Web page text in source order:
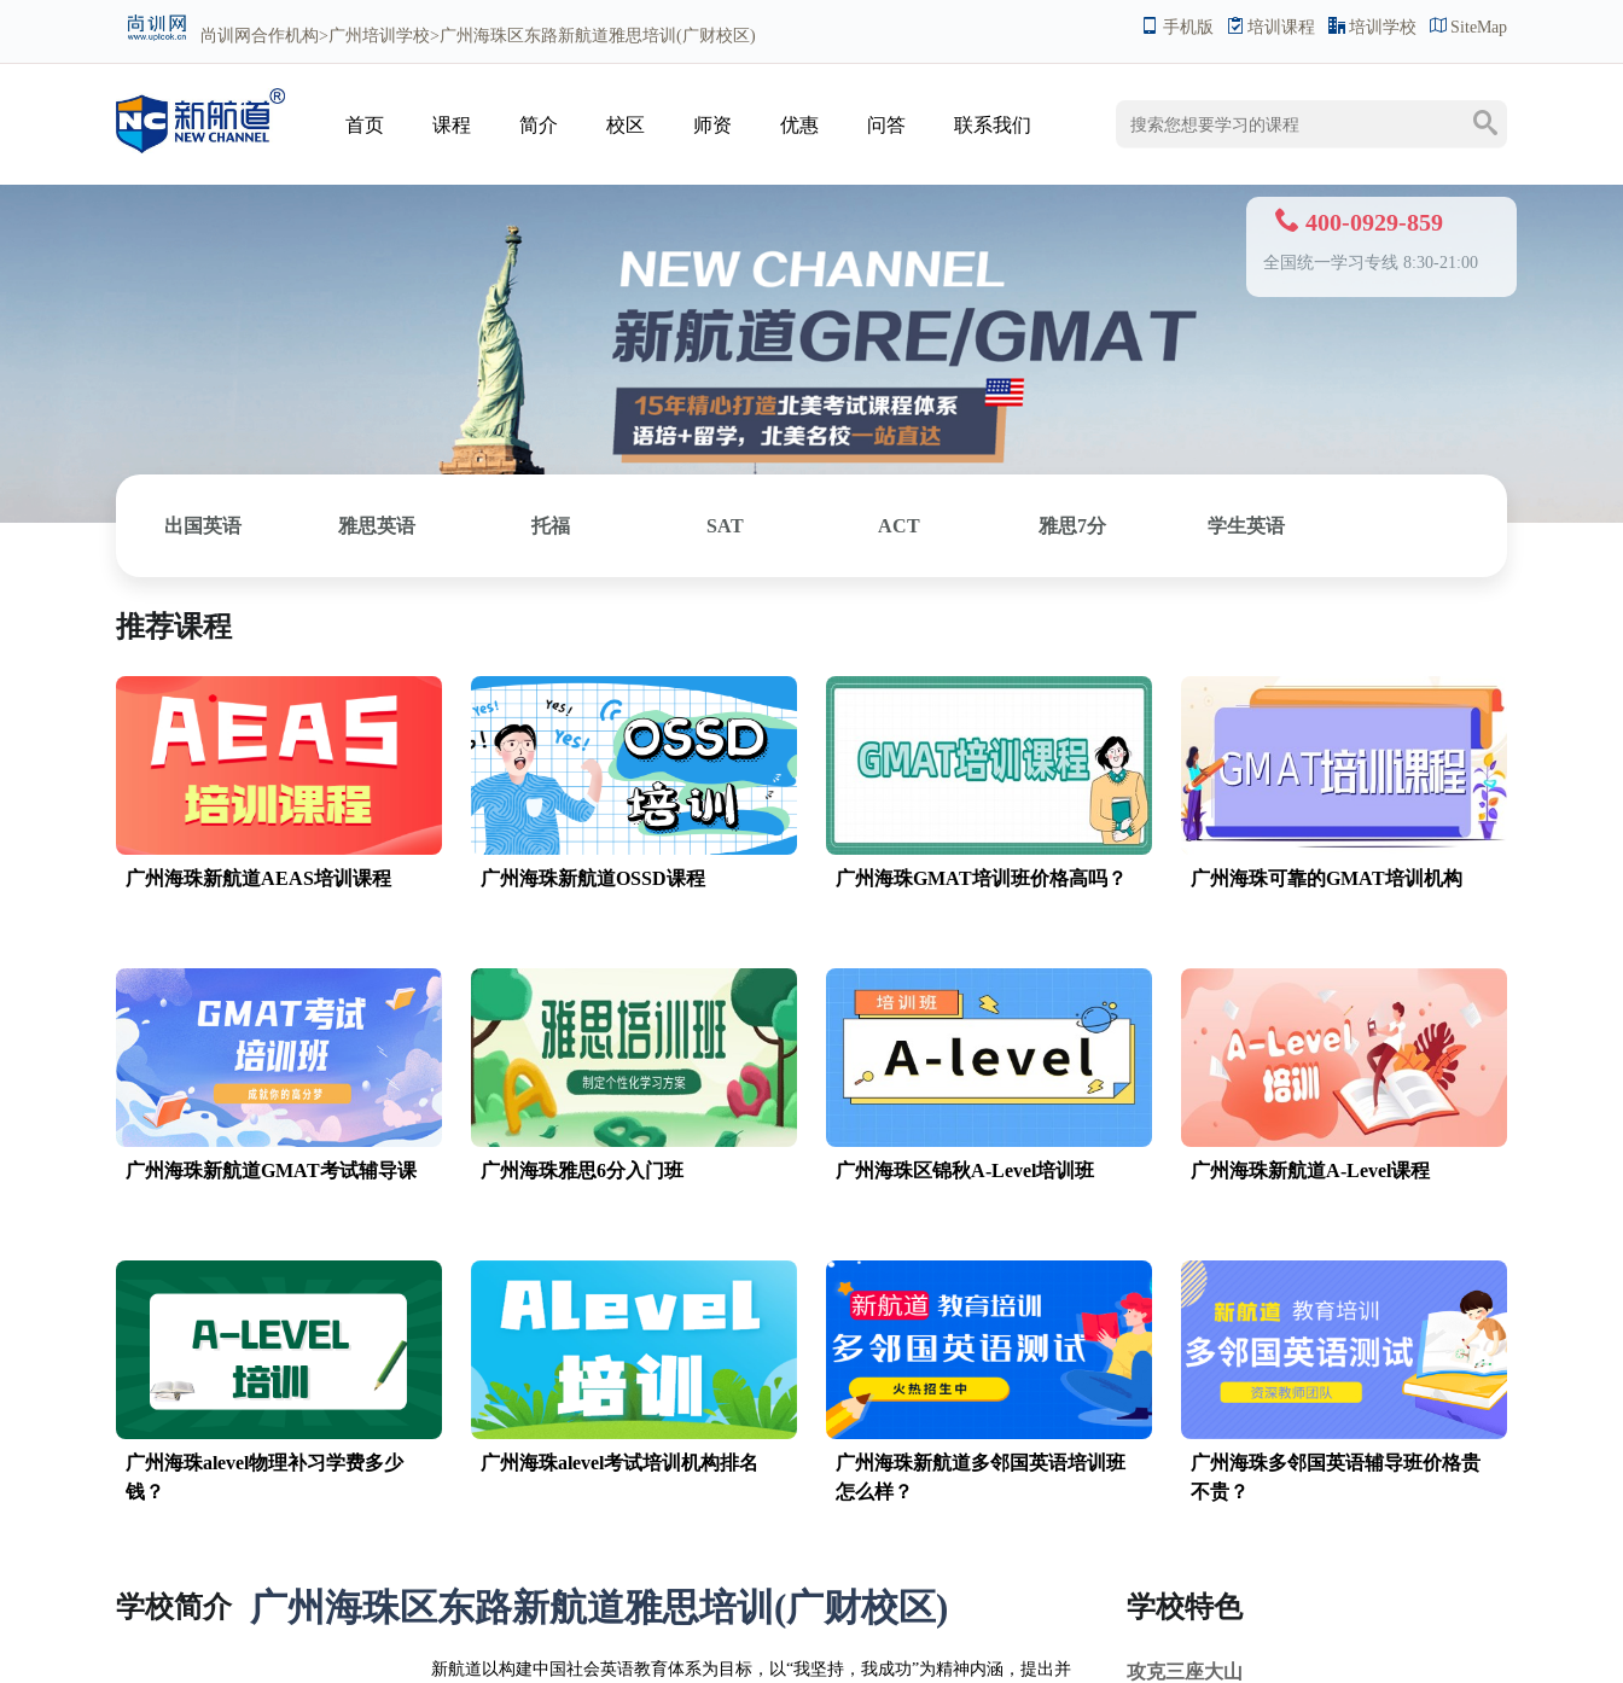
手机版 培训课程 培训学校 SiteMap
尚训网 合作机构> 广州培训学校>广州海珠区东路新航道雅思培训(广财校区)
首页 课程 简介 校区 师资 优惠 问答 联系我们
400-0929-859
全国统一学习专线 8:30-21:00
出国英语 雅思英语 托福 SAT ACT 雅思7分 学生英语
推荐课程
广州海珠新航道AEAS培训课程 广州海珠新航道OSSD课程 广州海珠GMAT培训班价格高吗？ 广州海珠可靠的GMAT培训机构
广州海珠新航道GMAT考试辅导课 广州海珠雅思6分入门班 广州海珠区锦秋A-Level培训班 广州海珠新航道A-Level课程
广州海珠alevel物理补习学费多少
钱？
广州海珠alevel考试培训机构排名
广州海珠新航道多邻国英语培训班
怎么样？
广州海珠多邻国英语辅导班价格贵
不贵？
学校简介 广州海珠区东路新航道雅思培训(广财校区)
新航道 以构建中国社会英语教育体系为目标，以“我坚持，我成功”为精神内涵，提出并
学校特色
攻克三座大山